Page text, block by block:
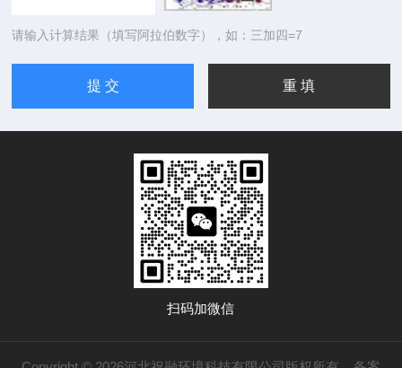
请输入计算结果（填写阿拉伯数字），如：三加四=7
扫码加微信